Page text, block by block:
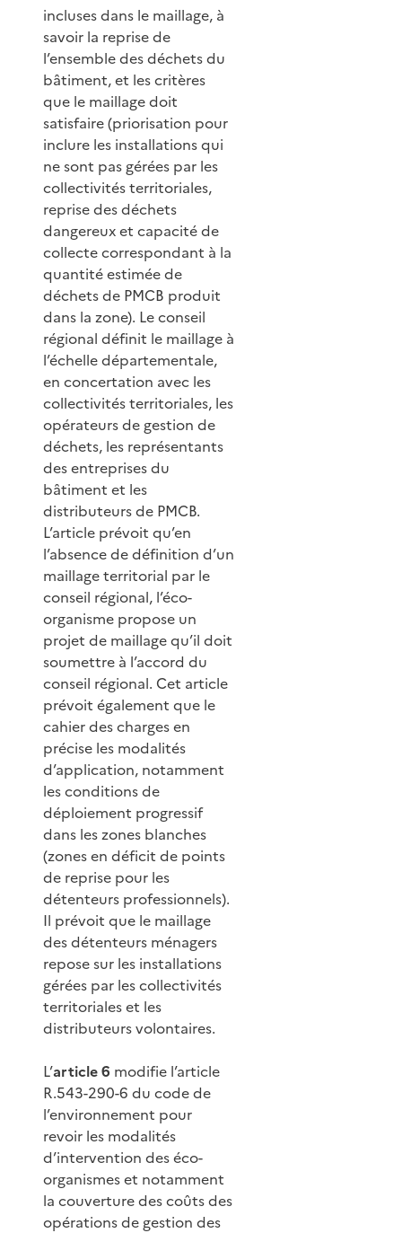
incluses dans le maillage, à
savoir la reprise de
l’ensemble des déchets du
bâtiment, et les critères
que le maillage doit
satisfaire (priorisation pour
inclure les installations qui
ne sont pas gérées par les
collectivités territoriales,
reprise des déchets
dangereux et capacité de
collecte correspondant à la
quantité estimée de
déchets de PMCB produit
dans la zone). Le conseil
régional définit le maillage à
l’échelle départementale,
en concertation avec les
collectivités territoriales, les
opérateurs de gestion de
déchets, les représentants
des entreprises du
bâtiment et les
distributeurs de PMCB.
L’article prévoit qu’en
l’absence de définition d’un
maillage territorial par le
conseil régional, l’éco-
organisme propose un
projet de maillage qu’il doit
soumettre à l’accord du
conseil régional. Cet article
prévoit également que le
cahier des charges en
précise les modalités
d’application, notamment
les conditions de
déploiement progressif
dans les zones blanches
(zones en déficit de points
de reprise pour les
détenteurs professionnels).
Il prévoit que le maillage
des détenteurs ménagers
repose sur les installations
gérées par les collectivités
territoriales et les
distributeurs volontaires.
L’article 6 modifie l’article
R.543-290-6 du code de
l’environnement pour
revoir les modalités
d’intervention des éco-
organismes et notamment
la couverture des coûts des
opérations de gestion des